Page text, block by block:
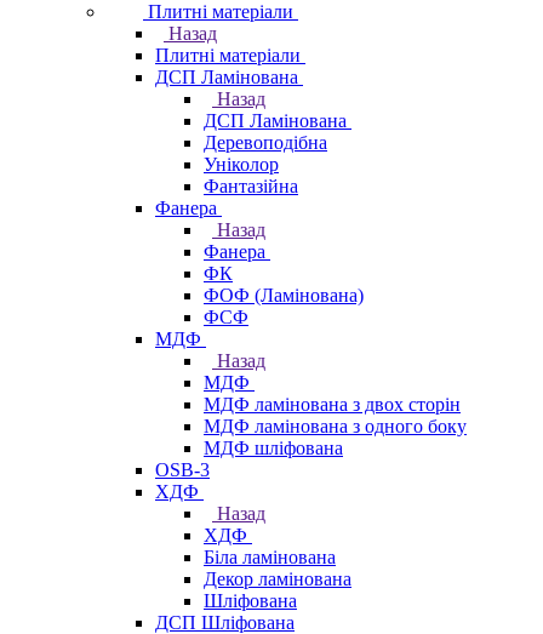
Плитні матеріали
Назад
Плитні матеріали
ДСП Ламінована
Назад
ДСП Ламінована
Деревоподібна
Уніколор
Фантазійна
Фанера
Назад
Фанера
ФК
ФОФ (Ламінована)
ФСФ
МДФ
Назад
МДФ
МДФ ламінована з двох сторін
МДФ ламінована з одного боку
МДФ шліфована
OSB-3
ХДФ
Назад
ХДФ
Біла ламінована
Декор ламінована
Шліфована
ДСП Шліфована